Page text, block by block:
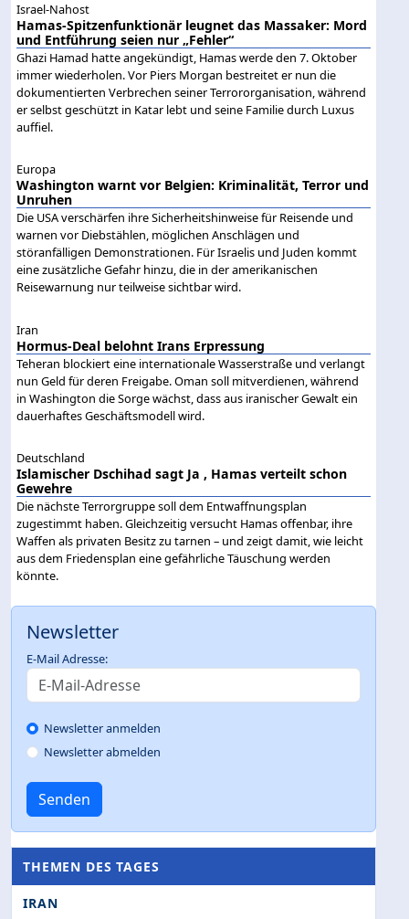
Israel-Nahost
Hamas-Spitzenfunktionär leugnet das Massaker: Mord
und Entführung seien nur „Fehler“
Ghazi Hamad hatte angekündigt, Hamas werde den 7. Oktober
immer wiederholen. Vor Piers Morgan bestreitet er nun die
dokumentierten Verbrechen seiner Terrororganisation, während
er selbst geschützt in Katar lebt und seine Familie durch Luxus
auffiel.
Europa
Washington warnt vor Belgien: Kriminalität, Terror und
Unruhen
Die USA verschärfen ihre Sicherheitshinweise für Reisende und
warnen vor Diebstählen, möglichen Anschlägen und
störanfälligen Demonstrationen. Für Israelis und Juden kommt
eine zusätzliche Gefahr hinzu, die in der amerikanischen
Reisewarnung nur teilweise sichtbar wird.
Iran
Hormus-Deal belohnt Irans Erpressung
Teheran blockiert eine internationale Wasserstraße und verlangt
nun Geld für deren Freigabe. Oman soll mitverdienen, während
in Washington die Sorge wächst, dass aus iranischer Gewalt ein
dauerhaftes Geschäftsmodell wird.
Deutschland
Islamischer Dschihad sagt Ja , Hamas verteilt schon
Gewehre
Die nächste Terrorgruppe soll dem Entwaffnungsplan
zugestimmt haben. Gleichzeitig versucht Hamas offenbar, ihre
Waffen als privaten Besitz zu tarnen – und zeigt damit, wie leicht
aus dem Friedensplan eine gefährliche Täuschung werden
könnte.
Newsletter
E-Mail Adresse:
Newsletter anmelden
Newsletter abmelden
Senden
THEMEN DES TAGES
IRAN